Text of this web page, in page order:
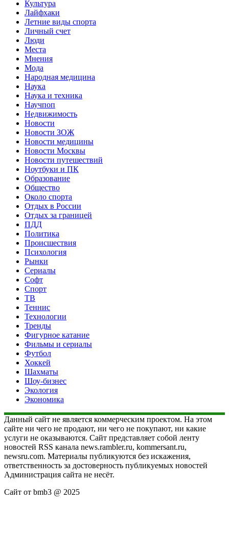
Культура
Лайфхаки
Летние виды спорта
Личный счет
Люди
Места
Мнения
Мода
Народная медицина
Наука
Наука и техника
Научпоп
Недвижимость
Новости
Новости ЗОЖ
Новости медицины
Новости Москвы
Новости путешествий
Ноутбуки и ПК
Образование
Общество
Около спорта
Отдых в России
Отдых за границей
ПДД
Политика
Происшествия
Психология
Рынки
Сериалы
Софт
Спорт
ТВ
Теннис
Технологии
Тренды
Фигурное катание
Фильмы и сериалы
Футбол
Хоккей
Шахматы
Шоу-бизнес
Экология
Экономика
Данный сайт не является коммерческим проектом. На этом
сайте ни чего не продают, ни чего не покупают, ни какие
услуги не оказываются. Сайт представляет собой ленту
новостей RSS канала news.rambler.ru, kommersant.ru,
newsru.com. Материалы публикуются без искажения,
ответственность за достоверность публикуемых новостей
Администрация сайта не несёт.
Сайт от bmb3 @ 2025